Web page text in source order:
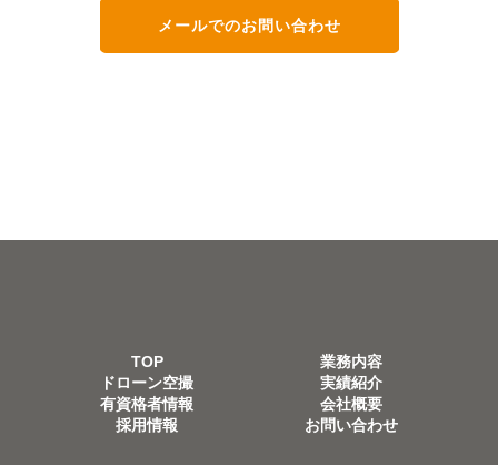
メールでのお問い合わせ
TOP
業務内容
ドローン空撮
実績紹介
有資格者情報
会社概要
採用情報
お問い合わせ